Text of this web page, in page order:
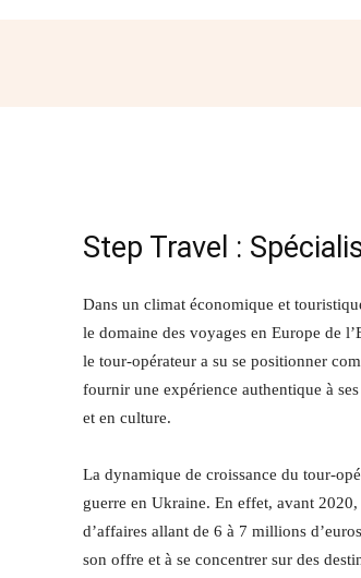
Step Travel :
Dans un climat économique et
le domaine des voyages en Europe de
le tour-opérateur a su se positionner
fournir une expérience authentique à
et en culture.
La dynamique de croissance du tour-
guerre en Ukraine. En effet, avant
d’affaires allant de 6 à 7 millions
son offre et à se concentrer sur des